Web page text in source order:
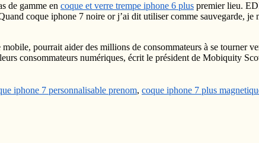
de gamme en coque et verre trempe iphone 6 plus premier lieu.
coque iphone 7 noire or j’ai dit utiliser comme sauvegarde, je
pourrait aider des millions de consommateurs à se tourner
consommateurs numériques, écrit le président de Mobiquity
iphone 7 personnalisable prenom, coque iphone 7 plus